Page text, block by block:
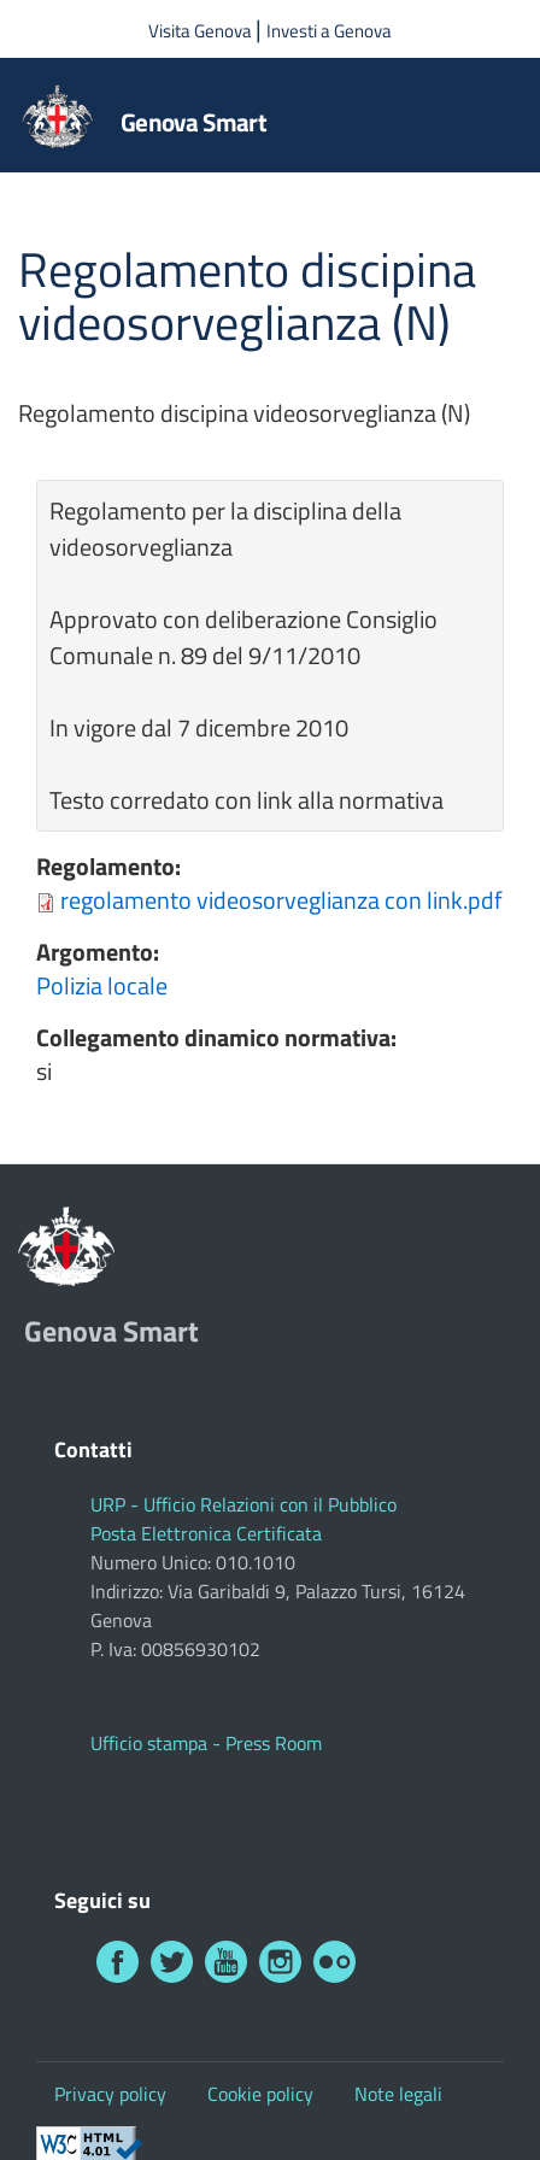
Salta al contenuto principale
Visita Genova| Investi a Genova
Genova Smart
Regolamento discipina
videosorveglianza (N)
Regolamento discipina videosorveglianza (N)
Regolamento per la disciplina della
videosorveglianza
Approvato con deliberazione Consiglio
Comunale n. 89 del 9/11/2010
In vigore dal 7 dicembre 2010
Testo corredato con link alla normativa
Regolamento:
regolamento videosorveglianza con link.pdf
Argomento:
Polizia locale
Collegamento dinamico normativa:
si
Genova Smart
Contatti
URP - Ufficio Relazioni con il Pubblico
Posta Elettronica Certificata
Numero Unico: 010.1010
Indirizzo: Via Garibaldi 9, Palazzo Tursi, 16124
Genova
P. Iva: 00856930102
Ufficio stampa - Press Room
Seguici su
Privacy policy Cookie policy Note legali